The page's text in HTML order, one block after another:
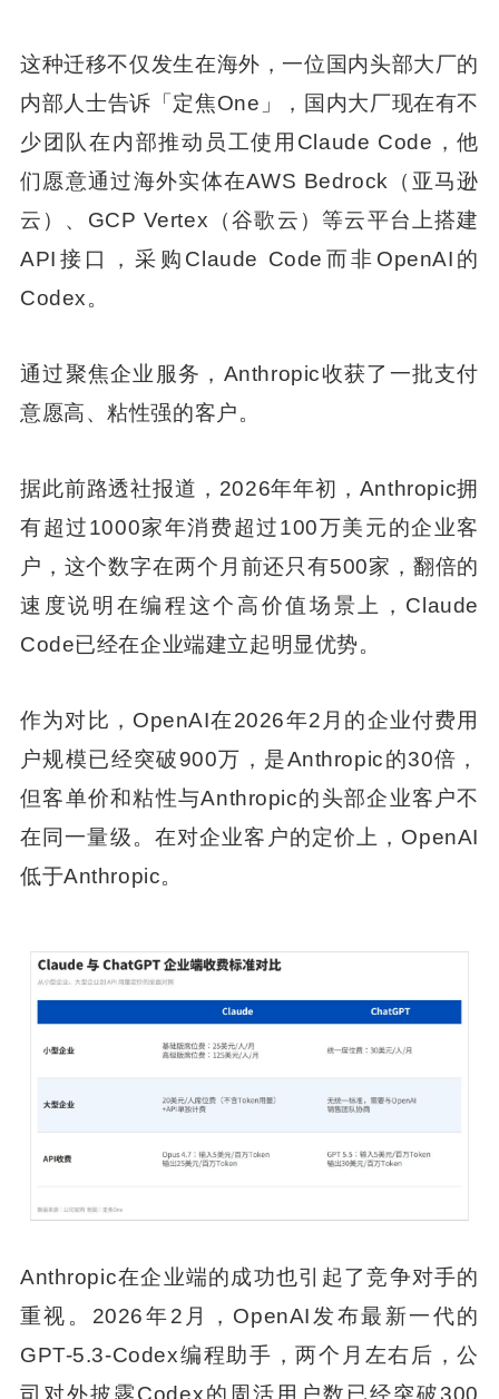
这种迁移不仅发生在海外，一位国内头部大厂的
内部人士告诉「定焦One」，国内大厂现在有不
少团队在内部推动员工使用Claude Code，他
们愿意通过海外实体在AWS Bedrock（亚马逊
云）、GCP Vertex（谷歌云）等云平台上搭建
API接口，采购Claude Code而非OpenAI的
Codex。
通过聚焦企业服务，Anthropic收获了一批支付
意愿高、粘性强的客户。
据此前路透社报道，2026年年初，Anthropic拥
有超过1000家年消费超过100万美元的企业客
户，这个数字在两个月前还只有500家，翻倍的
速度说明在编程这个高价值场景上，Claude
Code已经在企业端建立起明显优势。
作为对比，OpenAI在2026年2月的企业付费用
户规模已经突破900万，是Anthropic的30倍，
但客单价和粘性与Anthropic的头部企业客户不
在同一量级。在对企业客户的定价上，OpenAI
低于Anthropic。
Anthropic在企业端的成功也引起了竞争对手的
重视。2026年2月，OpenAI发布最新一代的
GPT-5.3-Codex编程助手，两个月左右后，公
司对外披露Codex的周活用户数已经突破300